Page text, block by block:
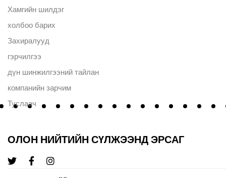
Хамгийн шилдэг
холбоо барих
Захиралууд
гэрчилгээ
дүн шинжилгээний тайлан
компанийн зарчим
Туслаач
ОЛОН НИЙТИЙН СҮЛЖЭЭНД ЭРСАГ